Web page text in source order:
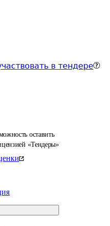
в тендере
оставить
«Тендеры»